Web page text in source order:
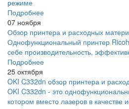
режиме
Подробнее
07 ноября
Обзор принтера и расходных
Однофункциональный принтер
себе производительность,
Подробнее
25 октября
OKI C332dn обзор принтера и
OKI C332dn - это
котором вместо лазеров в качестве